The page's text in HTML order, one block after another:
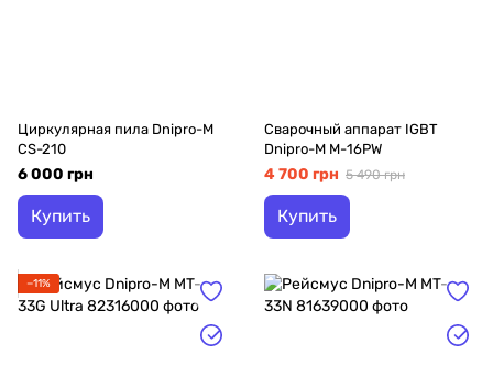
Циркулярная пила Dnipro-M
CS-210
6 000 грн
Купить
Сварочный аппарат IGBT
Dnipro-M M-16PW
4 700 грн 5 490 грн
Купить
−11%